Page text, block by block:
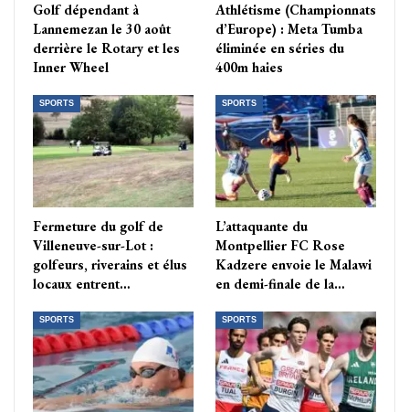
Golf dépendant à
Lannemezan le 30 août
derrière le Rotary et les
Inner Wheel
Athlétisme (Championnats
d’Europe) : Meta Tumba
éliminée en séries du
400m haies
SPORTS
Fermeture du golf de
Villeneuve-sur-Lot :
golfeurs, riverains et élus
locaux entrent…
SPORTS
L’attaquante du
Montpellier FC Rose
Kadzere envoie le Malawi
en demi-finale de la…
SPORTS SPORTS